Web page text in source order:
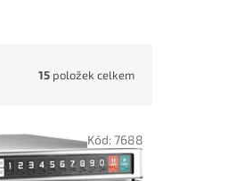
15 položek celkem
Kód:7688